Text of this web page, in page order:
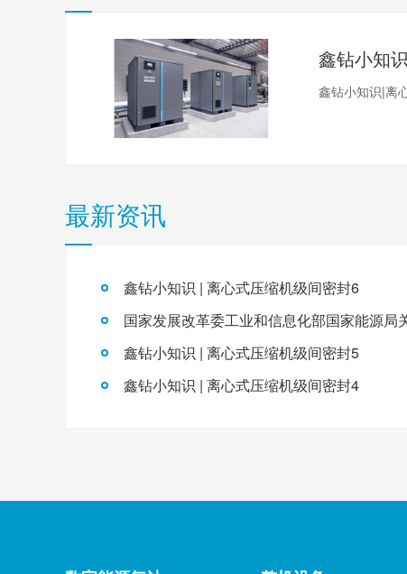
鑫钻小知识|离
最新资讯
鑫钻小知识 | 离心式压缩机级间密封6
鑫钻小知识 | 离心式压缩机级间密封5
鑫钻小知识 | 离心式压缩机级间密封4